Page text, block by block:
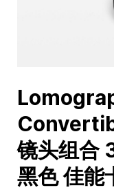
镜头组合
黑色 佳能